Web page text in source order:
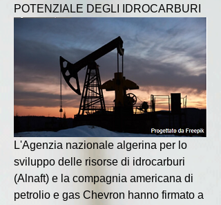
POTENZIALE DEGLI IDROCARBURI
L'Agenzia nazionale algerina per lo
sviluppo delle risorse di idrocarburi
(Alnaft) e la compagnia americana di
petrolio e gas Chevron hanno firmato a